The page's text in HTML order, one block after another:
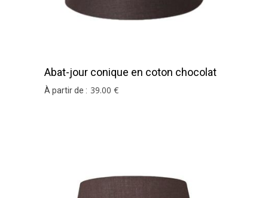
Abat-jour conique en coton chocolat
À partir de : 39.00 €